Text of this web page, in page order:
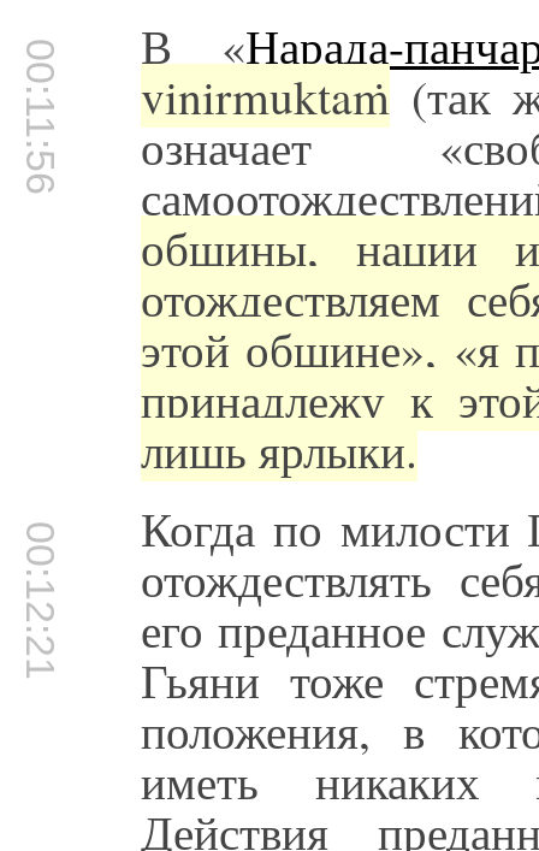
00:11:56 В «Нарада-
vinirmuktaṁ(так
означает
общины, нации
отождествляем
этой общине», «я
принадлежу к
лишь ярлыки.
00:12:21 Когда по милости
отождествлять
его преданное
Гьяни тоже
положения, в
иметь никаких
Действия